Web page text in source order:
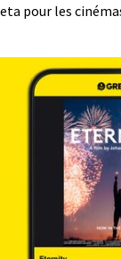
pour les